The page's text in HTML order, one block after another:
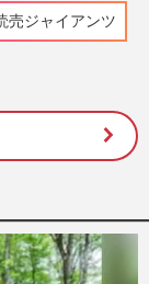
人・浦田俊輔
のおかげ」復
しい人ランキ
き受けない、
・リーグ首位
売ジャイアンツ